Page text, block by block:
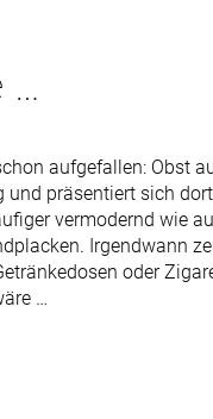
…
aufgefallen: Obst
präsentiert sich
vermodernd wie
Irgendwann
oder
…